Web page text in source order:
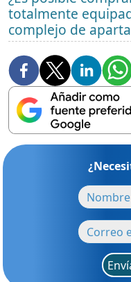
totalmente
complejo de